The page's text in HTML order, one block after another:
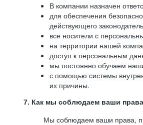
В компании назначен
для обеспечения
действующего
все носители с
на территории нашей
доступ к персональным
мы постоянно обучаем
с помощью системы
их причины.
7. Как мы соблюдаем ваши права
Мы соблюдаем ваши права,